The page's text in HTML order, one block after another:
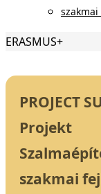
Otthon
ERASMUS+
PROJECT
szakmai